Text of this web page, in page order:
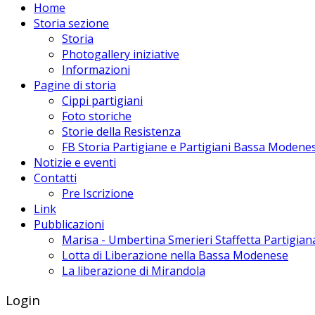
Home
Storia sezione
Storia
Photogallery iniziative
Informazioni
Pagine di storia
Cippi partigiani
Foto storiche
Storie della Resistenza
FB Storia Partigiane e Partigiani Bassa
Notizie e eventi
Contatti
Pre Iscrizione
Link
Pubblicazioni
Marisa - Umbertina Smerieri Staffetta
Lotta di Liberazione nella Bassa Modenese
La liberazione di Mirandola
Login